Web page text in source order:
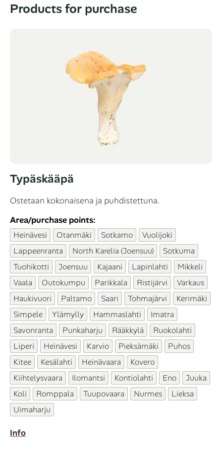
Products for purchase
Typäskääpä
Ostetaan kokonaisena ja puhdistettuna.
Area/purchase points:
Heinävesi Otanmäki Sotkamo
Vuolijoki
Lappeenranta
North Karelia (Joensuu)
Sotkuma
Tuohikotti
Joensuu Kajaani Lapinlahti
Mikkeli
Vaala
Outokumpu Parikkala Ristijärvi
Varkaus
Haukivuori
Paltamo Saari Tohmajärvi
Kerimäki
Simpele
Ylämylly Hammaslahti
Imatra
Savonranta
Punkaharju Rääkkylä
Ruokolahti
Liperi
Heinävesi Karvio Pieksämäki
Puhos
Kitee
Kesälahti Heinävaara
Kovero
Kiihtelysvaara
Ilomantsi Kontiolahti Eno
Juuka
Koli
Romppala Tuupovaara Nurmes
Lieksa
Uimaharju
Info